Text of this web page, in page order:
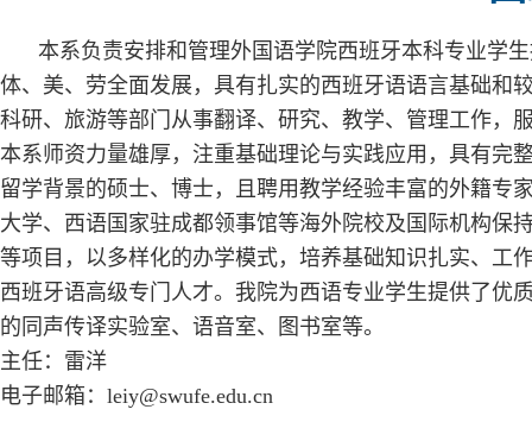
本系负责安排和管理外国语学院西班牙本科专业学
体、美、劳全面发展，具有扎实的西班牙语语言基础和
科研、旅游等部门从事翻译、研究、教学、管理工作，
本系师资力量雄厚，注重基础理论与实践应用，具有完
留学背景的硕士、博士，且聘用教学经验丰富的外籍专
大学、西语国家驻成都领事馆等海外院校及国际机构保
等项目，以多样化的办学模式，培养基础知识扎实、工
西班牙语高级专门人才。我院为西语专业学生提供了优
的同声传译实验室、语音室、图书室等。
主任：雷洋
电子邮箱：leiy@swufe.edu.cn